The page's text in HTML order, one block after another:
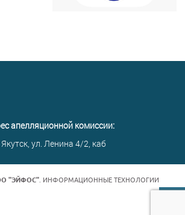
апелляционной комиссии:
Якутск, ул. Ленина 4/2, каб
"ЭЙФОС" . ИНФОРМАЦИОННЫЕ ТЕХНОЛОГИИ